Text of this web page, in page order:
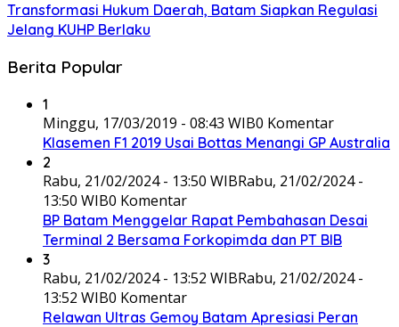
Transformasi Hukum Daerah, Batam Siapkan Regulasi
Jelang KUHP Berlaku
Berita Popular
1
Minggu, 17/03/2019 - 08:43 WIB0 Komentar
Klasemen F1 2019 Usai Bottas Menangi GP Australia
2
Rabu, 21/02/2024 - 13:50 WIBRabu, 21/02/2024 -
13:50 WIB0 Komentar
BP Batam Menggelar Rapat Pembahasan Desai
Terminal 2 Bersama Forkopimda dan PT BIB
3
Rabu, 21/02/2024 - 13:52 WIBRabu, 21/02/2024 -
13:52 WIB0 Komentar
Relawan Ultras Gemoy Batam Apresiasi Peran